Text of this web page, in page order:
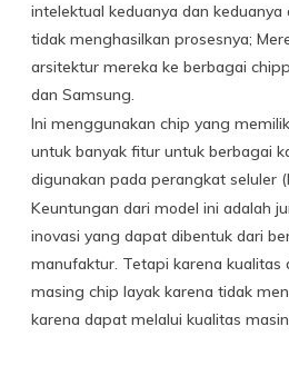
intelektual keduanya dan
tidak menghasilkan prosesnya;
arsitektur mereka ke berbagai
dan Samsung.
Ini menggunakan chip yang
untuk banyak fitur untuk berbagai
digunakan pada perangkat seluler
Keuntungan dari model ini adalah
inovasi yang dapat dibentuk dari
manufaktur. Tetapi karena
masing chip layak karena tidak
karena dapat melalui kualitas